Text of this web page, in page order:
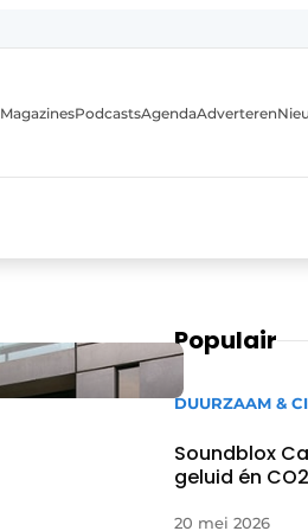
MagazinesPodcastsAgendaAdverteren
Populair
DUURZAAM &
Soundblox
geluid én CO2
20 mei 2026